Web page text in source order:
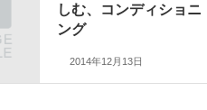
しむ、コンディショニ
ング
2014年12月13日